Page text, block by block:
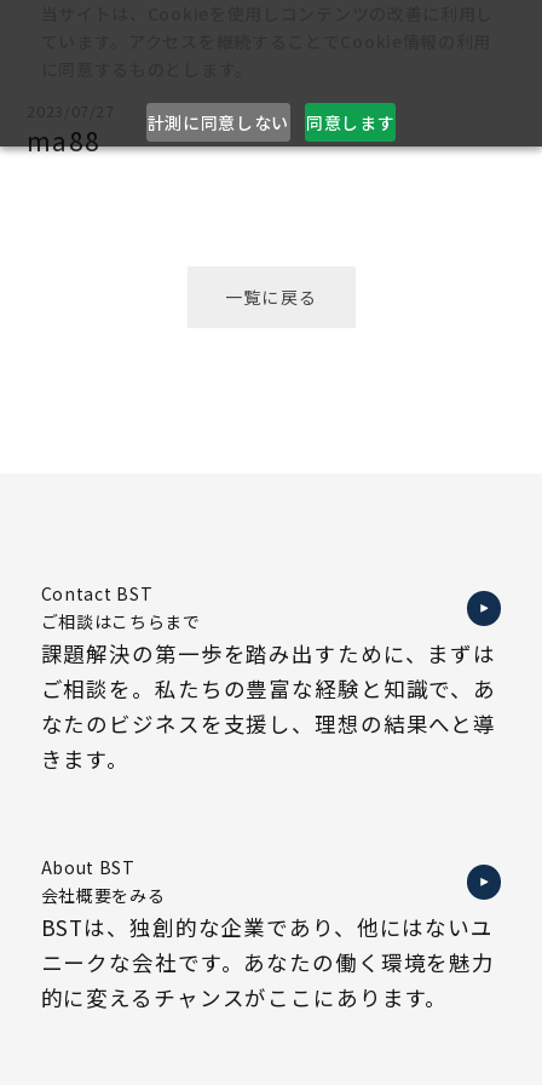
計測に同意しない 同意します
2023/07/27
ma88
一覧に戻る
Contact BST
ご相談はこちらまで
課題解決の第一歩を踏み出すために、まずは
ご相談を。私たちの豊富な経験と知識で、あ
なたのビジネスを支援し、理想の結果へと導
きます。
About BST
会社概要をみる
BSTは、独創的な企業であり、他にはないユ
ニークな会社です。あなたの働く環境を魅力
的に変えるチャンスがここにあります。